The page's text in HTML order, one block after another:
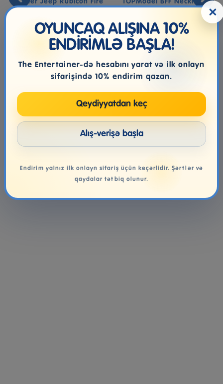
Bruder Jeep Rubicon Fire
Vehicle W Fireman
159.99₼
TOPModel BFF Necklace
Set
45.99₼
×
OYUNCAQ ALIŞINA 10%
ENDİRİMLƏ BAŞLA!
The Entertainer-də hesabını yarat və ilk onlayn
sifarişində 10% endirim qazan.
Qeydiyyatdan keç
Alış-verişə başla
Endirim yalnız ilk onlayn sifariş üçün keçərlidir. Şərtlər və
qaydalar tətbiq olunur.